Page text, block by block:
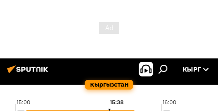
Кыргызстан
КЫРГ
15:00 16:00
15:38